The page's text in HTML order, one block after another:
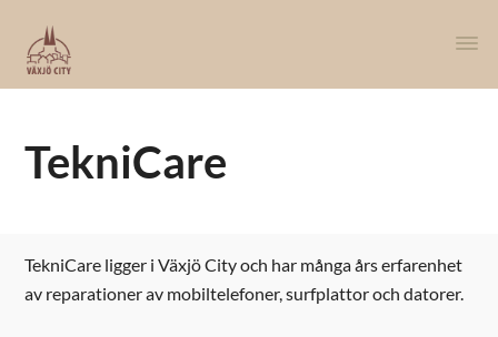
TekniCare
TekniCare ligger i Växjö City och har många års erfarenhet
av reparationer av mobiltelefoner, surfplattor och datorer.